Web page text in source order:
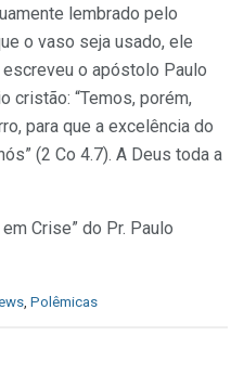
lembrado pelo
o vaso seja usado, ele
o apóstolo Paulo
cristão: “Temos, porém,
para que a excelência do
(2 Co 4.7). A Deus toda a
Crise” do Pr. Paulo
Polêmicas